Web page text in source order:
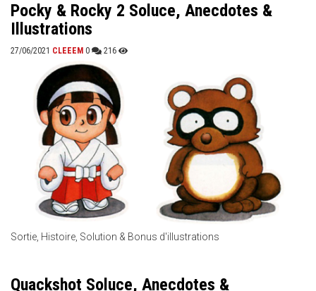
Pocky & Rocky 2 Soluce, Anecdotes &
Illustrations
27/06/2021 CLEEEM 0 216
Sortie, Histoire, Solution & Bonus d'illustrations
Quackshot Soluce, Anecdotes &